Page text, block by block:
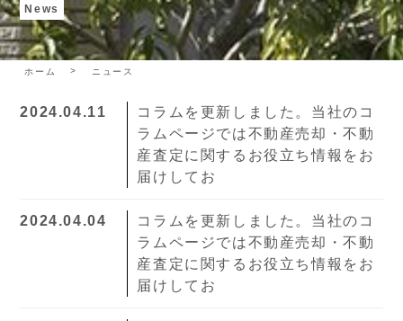
News
ホーム ニュース
2024.04.11
コラムを更新しました。当社のコ
ラムページでは不動産売却・不動
産査定に関するお役立ち情報をお
届けしてお
2024.04.04
コラムを更新しました。当社のコ
ラムページでは不動産売却・不動
産査定に関するお役立ち情報をお
届けしてお